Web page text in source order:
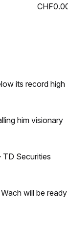
its record high
him visionary
TD Securities
will be